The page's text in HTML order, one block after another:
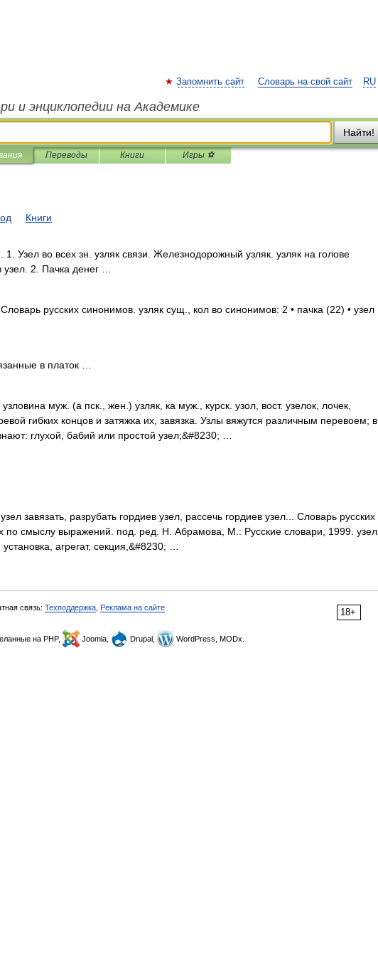
RU
Запомнить сайт Словарь на свой сайт
и энциклопедии на Академике
Найти!
Переводы Книги Игры ⚽
Книги
Узел во всех зн. узляк связи. Железнодорожный узляк. узляк на голове
2. Пачка денег …
русских синонимов. узляк сущ., кол во синонимов: 2 • пачка (22) • узел
в платок …
муж. (а пск., жен.) узляк, ка муж., курск. узол, вост. узелок, лочек,
гибких концов и затяжка их, завязка. Узлы вяжутся различным перевоем; в
глухой, бабий или простой узел;&#8230; …
завязать, разрубать гордиев узел, рассечь гордиев узел... Словарь русских
по смыслу выражений. под. ред. Н. Абрамова, М.: Русские словари, 1999. узел
агрегат, секция,&#8230; …
18+
связь: Техподдержка Реклама на сайте
на PHP, Joomla, Drupal, WordPress, MODx.